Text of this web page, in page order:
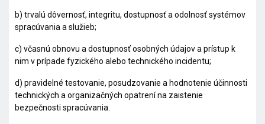
b) trvalú dôvernosť, integritu, dostupnosť a odolnosť systémov
spracúvania a služieb;
c) včasnú obnovu a dostupnosť osobných údajov a prístup k
nim v prípade fyzického alebo technického incidentu;
d) pravidelné testovanie, posudzovanie a hodnotenie účinnosti
technických a organizačných opatrení na zaistenie
bezpečnosti spracúvania.